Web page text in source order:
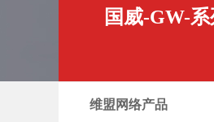
国威-GW-系
维盟网络产品